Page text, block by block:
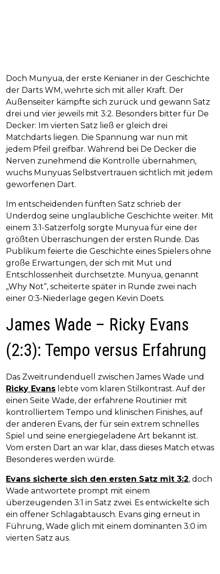
Doch Munyua, der erste Kenianer in der Geschichte
der Darts WM, wehrte sich mit aller Kraft. Der
Außenseiter kämpfte sich zurück und gewann Satz
drei und vier jeweils mit 3:2. Besonders bitter für De
Decker: Im vierten Satz ließ er gleich drei
Matchdarts liegen. Die Spannung war nun mit
jedem Pfeil greifbar. Während bei De Decker die
Nerven zunehmend die Kontrolle übernahmen,
wuchs Munyuas Selbstvertrauen sichtlich mit jedem
geworfenen Dart.
Im entscheidenden fünften Satz schrieb der
Underdog seine unglaubliche Geschichte weiter. Mit
einem 3:1-Satzerfolg sorgte Munyua für eine der
größten Überraschungen der ersten Runde. Das
Publikum feierte die Geschichte eines Spielers ohne
große Erwartungen, der sich mit Mut und
Entschlossenheit durchsetzte. Munyua, genannt
„Why Not“, scheiterte später in Runde zwei nach
einer 0:3-Niederlage gegen Kevin Doets.
James Wade – Ricky Evans
(2:3): Tempo versus Erfahrung
Das Zweitrundenduell zwischen James Wade und
Ricky Evans lebte vom klaren Stilkontrast. Auf der
einen Seite Wade, der erfahrene Routinier mit
kontrolliertem Tempo und klinischen Finishes, auf
der anderen Evans, der für sein extrem schnelles
Spiel und seine energiegeladene Art bekannt ist.
Vom ersten Dart an war klar, dass dieses Match etwas
Besonderes werden würde.
Evans sicherte sich den ersten Satz mit 3:2, doch
Wade antwortete prompt mit einem
überzeugenden 3:1 in Satz zwei. Es entwickelte sich
ein offener Schlagabtausch. Evans ging erneut in
Führung, Wade glich mit einem dominanten 3:0 im
vierten Satz aus.